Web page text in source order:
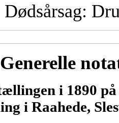
Dødsårsag:
Generelle
i 1890
i Raahede,